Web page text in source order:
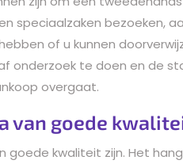
speciaalzaken bezoeken,
of u kunnen
onderzoek te doen en de
overgaat.
van goede
goede kwaliteit zijn. Het